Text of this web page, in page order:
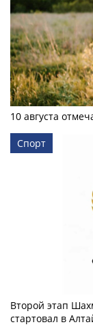
10 августа
Спорт
Второй этап
стартовал в